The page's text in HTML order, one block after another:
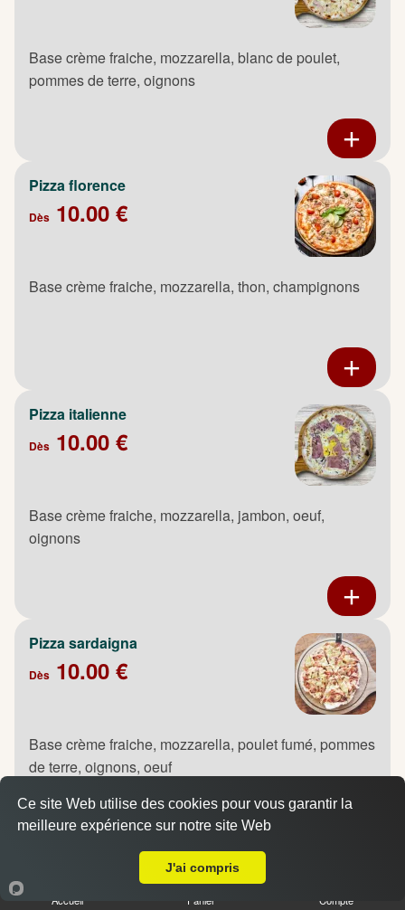
Base crème fraiche, mozzarella, blanc de poulet,
pommes de terre, oignons
Pizza florence
Dès 10.00 €
Base crème fraiche, mozzarella, thon, champignons
Pizza italienne
Dès 10.00 €
Base crème fraiche, mozzarella, jambon, oeuf,
oignons
Pizza sardaigna
Dès 10.00 €
Base crème fraiche, mozzarella, poulet fumé, pommes
de terre, oignons, oeuf
10.00 €
Accueil Panier Compte
Ce site Web utilise des cookies pour vous garantir la
meilleure expérience sur notre site Web
J'ai compris